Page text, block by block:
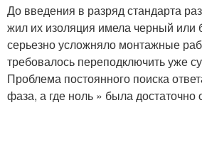
До введения в разряд стандарта
жил их изоляция имела черный или
серьезно усложняло монтажные
требовалось переподключить уже
Проблема постоянного поиска
фаза, а где ноль » была достаточно